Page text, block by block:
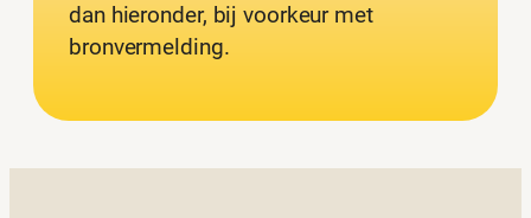
dan hieronder, bij voorkeur met
bronvermelding.